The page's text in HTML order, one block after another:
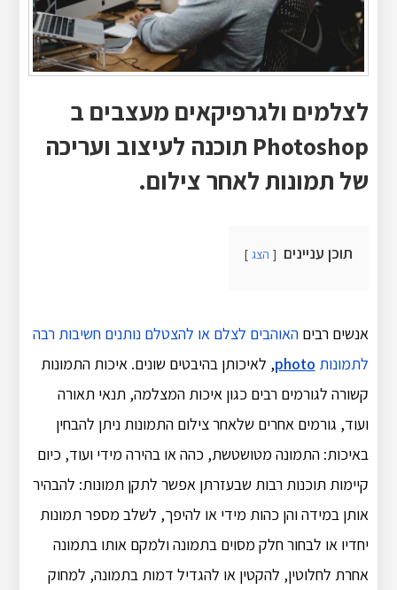
לצלמים ולגרפיקאים מעצבים ב
Photoshop תוכנה לעיצוב ועריכה
של תמונות לאחר צילום.
תוכן עניינים הצג
אנשים רביםהאוהבים לצלם או להצטלם נותנים חשיבות רבה
לתמונות photo, לאיכותן בהיבטים שונים. איכות התמונות
קשורה לגורמים רבים כגון איכות המצלמה, תנאי תאורה
ועוד, גורמים אחרים שלאחר צילום התמונות ניתן להבחין
באיכות: התמונה מטושטשת, כהה או בהירה מידי ועוד, כיום
קיימות תוכנות רבות שבעזרתן אפשר לתקן תמונות: להבהיר
אותן במידה והן כהות מידי או להיפך, לשלב מספר תמונות
יחדיו או לבחור חלק מסוים בתמונה ולמקם אותו בתמונה
אחרת לחלוטין, להקטין או להגדיל דמות בתמונה, למחוק